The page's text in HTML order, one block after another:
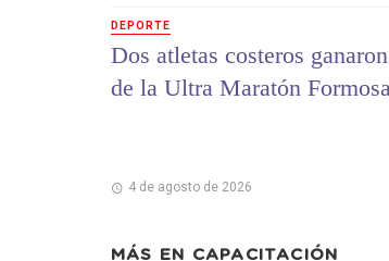
DEPORTE
Dos atletas costeros
de la Ultra Maratón
4 de agosto de 2026
MÁS EN CAPACITACIÓN